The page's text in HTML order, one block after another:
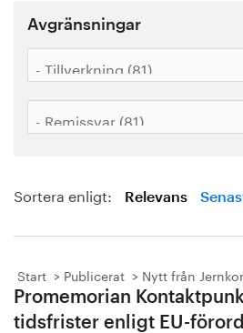
Vi tycker
Bildbank
Avgränsningar
Sortera enligt: Relevans
Start Publicerat Nytt från
Promemorian
tidsfrister enligt EU-